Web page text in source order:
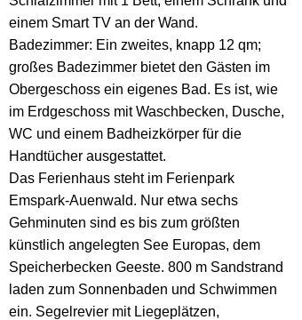
einem Smart TV an der Wand.
Badezimmer: Ein zweites, knapp 12 qm;
großes Badezimmer bietet den Gästen im
Obergeschoss ein eigenes Bad. Es ist, wie
im Erdgeschoss mit Waschbecken, Dusche,
WC und einem Badheizkörper für die
Handtücher ausgestattet.
Das Ferienhaus steht im Ferienpark
Emspark-Auenwald. Nur etwa sechs
Gehminuten sind es bis zum größten
künstlich angelegten See Europas, dem
Speicherbecken Geeste. 800 m Sandstrand
laden zum Sonnenbaden und Schwimmen
ein. Segelrevier mit Liegeplätzen,